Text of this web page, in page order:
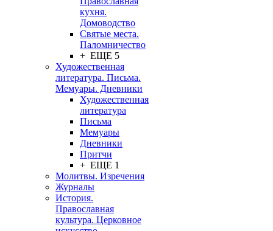
кухня.
Домоводство
Святые места.
Паломничество
+ ЕЩЕ 5
Художественная
литература. Письма.
Мемуары. Дневники
Художественная
литература
Письма
Мемуары
Дневники
Притчи
+ ЕЩЕ 1
Молитвы. Изречения
Журналы
История.
Православная
культура. Церковное